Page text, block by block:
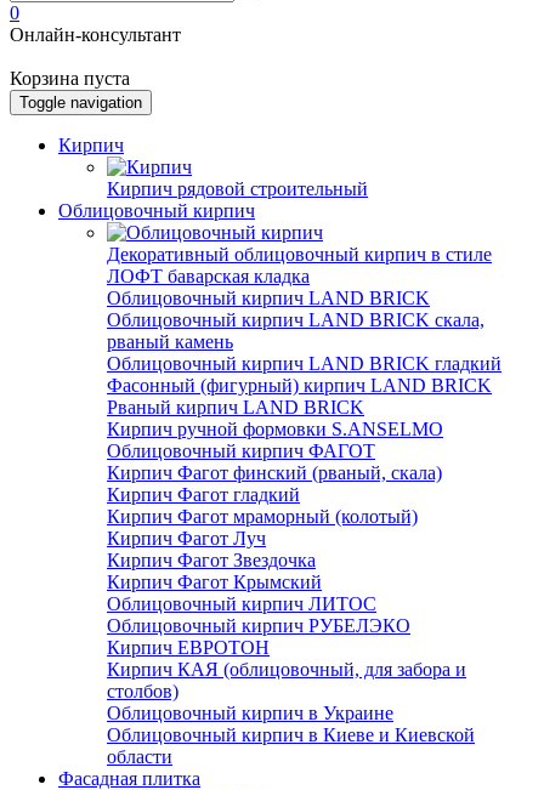
0
Онлайн-консультант
Корзина пуста
Toggle navigation
Кирпич
Кирпич рядовой строительный
Облицовочный кирпич
Декоративный облицовочный кирпич в стиле
ЛОФТ баварская кладка
Облицовочный кирпич LAND BRICK
Облицовочный кирпич LAND BRICK скала,
рваный камень
Облицовочный кирпич LAND BRICK гладкий
Фасонный (фигурный) кирпич LAND BRICK
Рваный кирпич LAND BRICK
Кирпич ручной формовки S.ANSELMO
Облицовочный кирпич ФАГОТ
Кирпич Фагот финский (рваный, скала)
Кирпич Фагот гладкий
Кирпич Фагот мраморный (колотый)
Кирпич Фагот Луч
Кирпич Фагот Звездочка
Кирпич Фагот Крымский
Облицовочный кирпич ЛИТОС
Облицовочный кирпич РУБЕЛЭКО
Кирпич ЕВРОТОН
Кирпич КАЯ (облицовочный, для забора и
столбов)
Облицовочный кирпич в Украине
Облицовочный кирпич в Киеве и Киевской
области
Фасадная плитка